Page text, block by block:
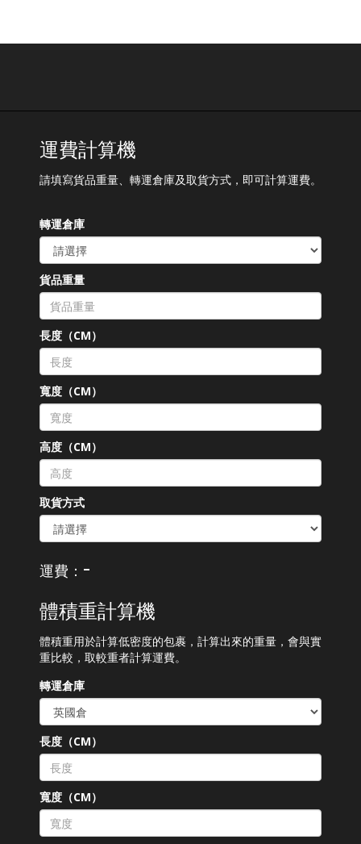
運費計算機
請填寫貨品重量、轉運倉庫及取貨方式，即可計算運費。
轉運倉庫
貨品重量
長度（CM）
寬度（CM）
高度（CM）
取貨方式
運費： -
體積重計算機
體積重用於計算低密度的包裹，計算出來的重量，會與實
重比較，取較重者計算運費。
轉運倉庫
長度（CM）
寬度（CM）